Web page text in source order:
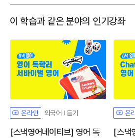
이 학습과 같은 분야의 인기강좌
온라인 외국어 듣기
[스낵영어네이티브] 영어 독
온
[스낵